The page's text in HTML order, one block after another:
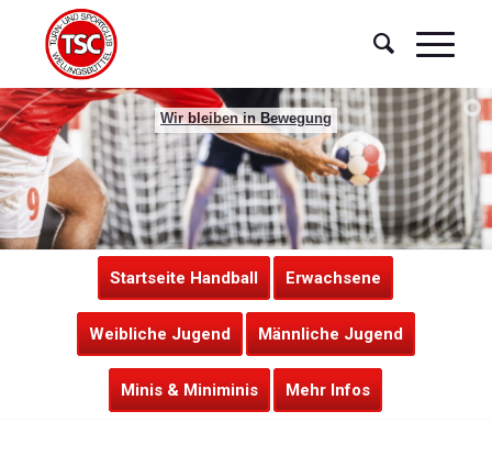
Wir bleiben in Bewegung
Startseite Handball Erwachsene
Weibliche Jugend Männliche Jugend
Minis & Miniminis Mehr Infos